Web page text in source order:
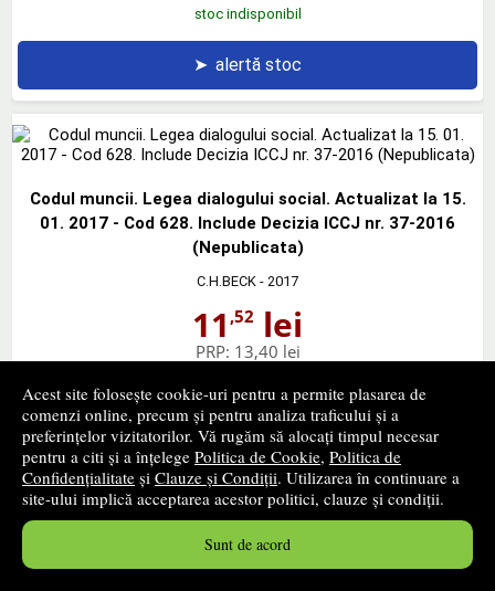
Acest site folosește cookie-uri pentru a permite plasarea de
comenzi online, precum și pentru analiza traficului și a
preferințelor vizitatorilor. Vă rugăm să alocați timpul necesar
pentru a citi și a înțelege Politica de Cookie, Politica de
Confidențialitate și Clauze și Condiții. Utilizarea în continuare a
site-ului implică acceptarea acestor politici, clauze și condiții.
Sunt de acord
stoc indisponibil
➤ alertă stoc
Codul muncii. Legea dialogului social. Actualizat la 15.
01. 2017 - Cod 628. Include Decizia ICCJ nr. 37-2016
(Nepublicata)
C.H.BECK - 2017
11 ,52 lei
PRP: 13,40 lei
➤ alertă stoc